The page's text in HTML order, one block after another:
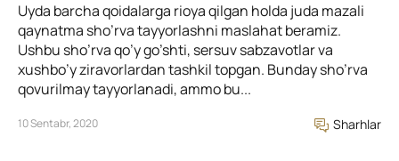
Uyda barcha qoidalarga rioya qilgan holda juda mazali
qaynatma sho’rva tayyorlashni maslahat beramiz.
Ushbu sho’rva qo’y go’shti, sersuv sabzavotlar va
xushbo’y ziravorlardan tashkil topgan. Bunday sho’rva
qovurilmay tayyorlanadi, ammo bu...
10 Sentabr, 2020 Sharhlar